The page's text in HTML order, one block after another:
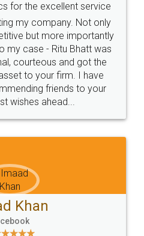
for the excellent service
my company. Not only
but more importantly
my case - Ritu Bhatt was
courteous and got the
to your firm. I have
friends to your
wishes ahead...
Khan